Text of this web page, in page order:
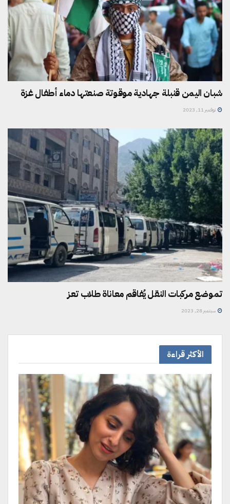
شبان اليمن قنبلة جهادية موقوتة صنعتها دماء أطفال غزة
نوفمبر 11, 2023
تموضع مركبات النقل يُفاقم معاناة طلاب تعز
سبتمبر 28, 2023
الأكثر قراءة